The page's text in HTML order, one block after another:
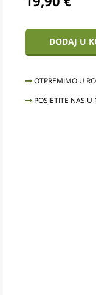
DODAJ U
OTPREMIMO U
POSJETITE NAS U